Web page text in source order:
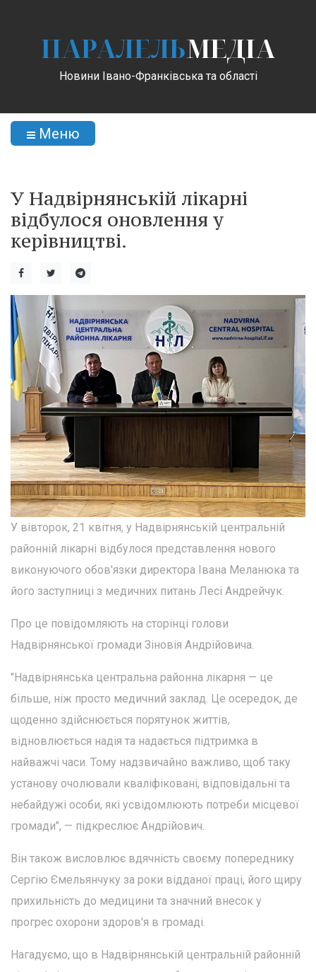
ПАРАЛЕЛЬМЕДІА
Новини Івано-Франківська та області
Меню
У Надвірнянській лікарні
відбулося оновлення у
керівництві.
У вівторок, 21 квітня, у Надвірнянській центральній
районній лікарні відбулося представлення нового
виконуючого обов'язки директора Івана Меланюка та
його заступниці з медичних питань Лесі Андрейчук.
Про це повідомляють на сторінці голови
Надвірнянської громади Зіновія Андрійовича.
"Надвірнянська центральна районна лікарня — це
більше, ніж просто медичний заклад. Це осередок, де
щоденно здійснюється порятунок життів,
відновлюється надія та надається підтримка в
найважчі часи. Тому надзвичайно важливо, щоб таку
установу очолювали кваліфіковані, відповідальні та
небайдужі особи, які усвідомлюють потреби місцевої
громади", — підкреслює Андрійович.
Він також висловлює вдячність своєму попереднику
Сергію Ємельянчуку за роки відданої праці, його щиру
прихильність до медицини та значний внесок у
прогрес охорони здоров'я в громаді.
Нагадуємо, що в Надвірнянській центральній районній